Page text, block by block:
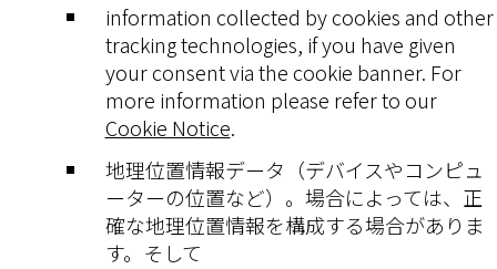
information collected by cookies and other
tracking technologies, if you have given
your consent via the cookie banner. For
more information please refer to our
Cookie Notice.
地理位置情報データ（デバイスやコンピュ
ーターの位置など）。場合によっては、正
確な地理位置情報を構成する場合がありま
す。そして